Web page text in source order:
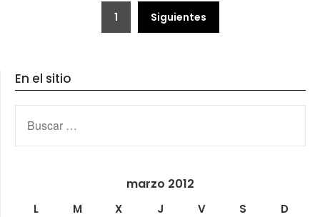
1 Siguientes
En el sitio
marzo 2012
L M X J V S
D